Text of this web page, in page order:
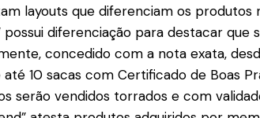
layouts que diferenciam os produtos
possui diferenciação para destacar
concedido com a nota exata,
10 sacas com Certificado de Boas
serão vendidos torrados e com